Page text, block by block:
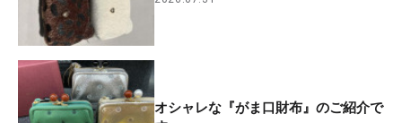
オシャレな『がま口財布』のご紹介で